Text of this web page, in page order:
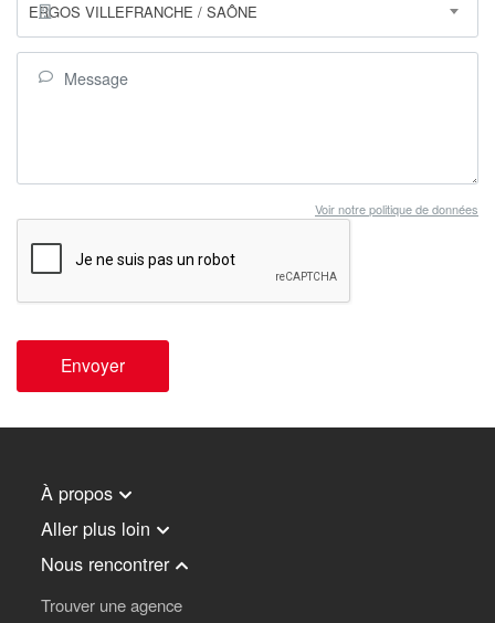
ERGOS VILLEFRANCHE / SAÔNE
Voir notre politique de données
Envoyer
À propos
Aller plus loin
Nous rencontrer
Trouver une agence